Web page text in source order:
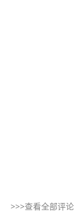
>>>查看全部评论